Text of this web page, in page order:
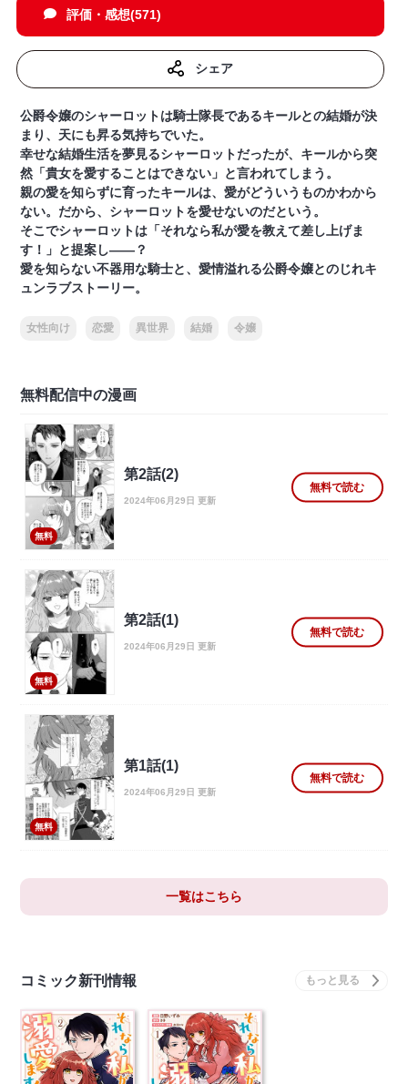
評価・感想(571)
シェア
公爵令嬢のシャーロットは騎士隊長であるキールとの結婚が決
まり、天にも昇る気持ちでいた。
幸せな結婚生活を夢見るシャーロットだったが、キールから突
然「貴女を愛することはできない」と言われてしまう。
親の愛を知らずに育ったキールは、愛がどういうものかわから
ない。だから、シャーロットを愛せないのだという。
そこでシャーロットは「それなら私が愛を教えて差し上げま
す！」と提案し――？
愛を知らない不器用な騎士と、愛情溢れる公爵令嬢とのじれキ
ュンラブストーリー。
女性向け 恋愛 異世界 結婚 令嬢
無料配信中の漫画
無料
第2話(2)
2024年06月29日 更新
無料で読む
無料
第2話(1)
2024年06月29日 更新
無料で読む
無料
第1話(1)
2024年06月29日 更新
無料で読む
一覧はこちら
コミック新刊情報